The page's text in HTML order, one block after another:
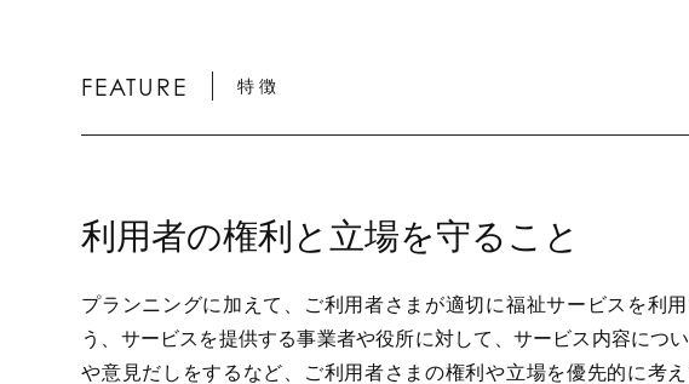
FEATURE 特 徴
利用者の権利と立場を守ること
プランニングに加えて、ご利用者さまが適切に福祉サービスを利用
う、サービスを提供する事業者や役所に対して、サービス内容につ
や意見だしをするなど、ご利用者さまの権利や立場を優先的に考え